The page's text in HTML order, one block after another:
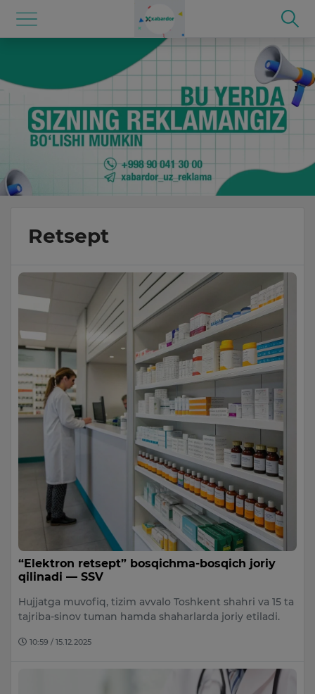
Retsept
“Elektron retsept” bosqichma-bosqich joriy
qilinadi — SSV
Hujjatga muvofiq, tizim avvalo Toshkent shahri va 15 ta
tajriba-sinov tuman hamda shaharlarda joriy etiladi.
10:59 / 15.12.2025